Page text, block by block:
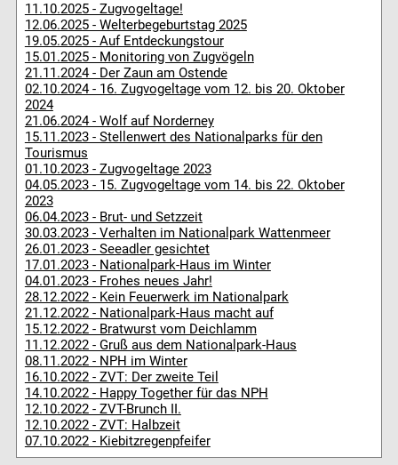
11.10.2025 - Zugvogeltage!
12.06.2025 - Welterbegeburtstag 2025
19.05.2025 - Auf Entdeckungstour
15.01.2025 - Monitoring von Zugvögeln
21.11.2024 - Der Zaun am Ostende
02.10.2024 - 16. Zugvogeltage vom 12. bis 20. Oktober
2024
21.06.2024 - Wolf auf Norderney
15.11.2023 - Stellenwert des Nationalparks für den
Tourismus
01.10.2023 - Zugvogeltage 2023
04.05.2023 - 15. Zugvogeltage vom 14. bis 22. Oktober
2023
06.04.2023 - Brut- und Setzzeit
30.03.2023 - Verhalten im Nationalpark Wattenmeer
26.01.2023 - Seeadler gesichtet
17.01.2023 - Nationalpark-Haus im Winter
04.01.2023 - Frohes neues Jahr!
28.12.2022 - Kein Feuerwerk im Nationalpark
21.12.2022 - Nationalpark-Haus macht auf
15.12.2022 - Bratwurst vom Deichlamm
11.12.2022 - Gruß aus dem Nationalpark-Haus
08.11.2022 - NPH im Winter
16.10.2022 - ZVT: Der zweite Teil
14.10.2022 - Happy Together für das NPH
12.10.2022 - ZVT-Brunch II.
12.10.2022 - ZVT: Halbzeit
07.10.2022 - Kiebitzregenpfeifer